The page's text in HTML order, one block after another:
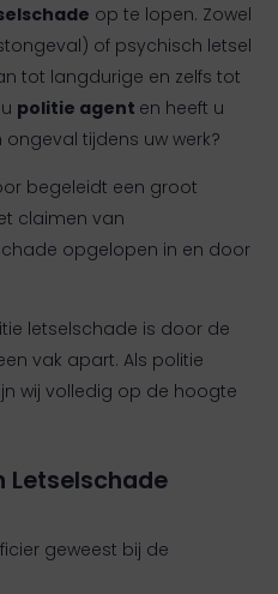
op te lopen. Zowel
of psychisch letsel
tot langdurige en zelfs tot
politie agent en heeft u
tijdens uw werk?
begeleidt een groot
claimen van
opgelopen in en door
letselschade is door de
vak apart. Als politie
wij volledig op de hoogte
Letselschade
geweest bij de